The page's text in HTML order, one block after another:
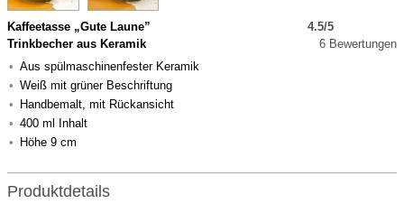
Kaffeetasse „Gute Laune”
Trinkbecher aus Keramik
Aus spülmaschinenfester Keramik
Weiß mit grüner Beschriftung
Handbemalt, mit Rückansicht
400 ml Inhalt
Höhe 9 cm
4.5/5
6 Bewertungen
Produktdetails